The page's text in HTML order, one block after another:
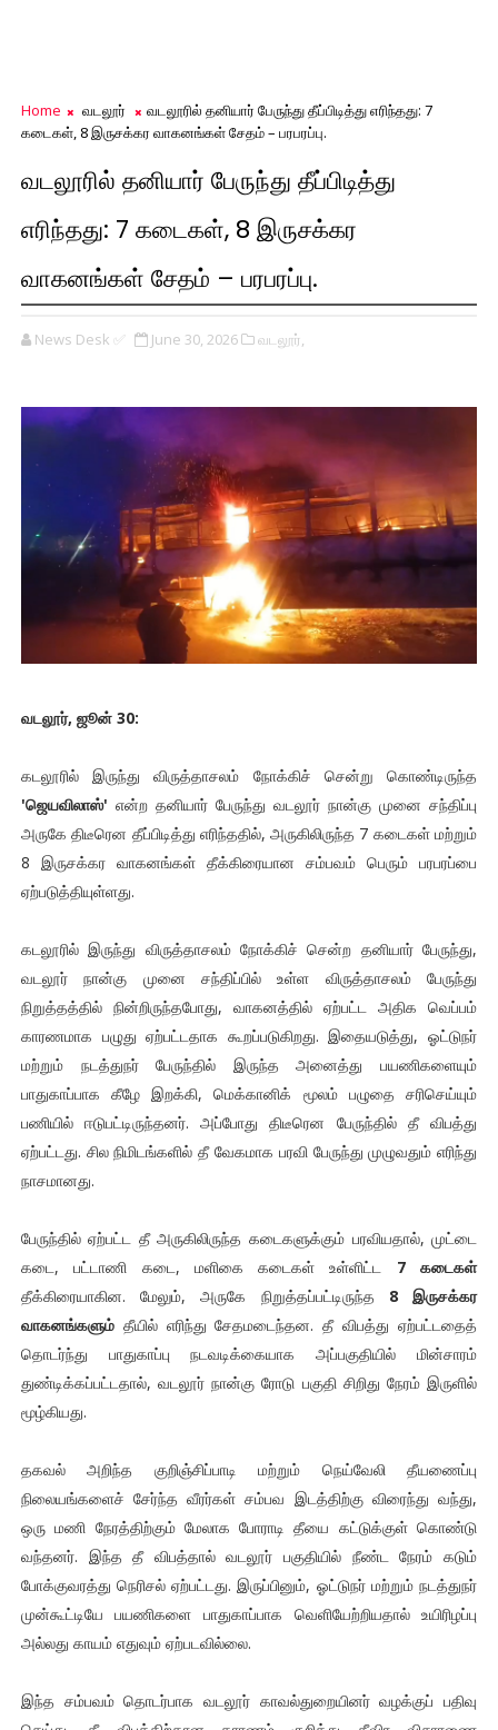
Home வடலூர்
வடலூரில் தனியார் பேருந்து தீப்பிடித்து எரிந்தது: 7
கடைகள், 8 இருசக்கர வாகனங்கள் சேதம் – பரபரப்பு.
வடலூரில் தனியார் பேருந்து தீப்பிடித்து
எரிந்தது: 7 கடைகள், 8 இருசக்கர
வாகனங்கள் சேதம் – பரபரப்பு.
News Desk ✅ June 30, 2026 வடலூர்,
வடலூர், ஜூன் 30:
கடலூரில் இருந்து விருத்தாசலம் நோக்கிச் சென்று கொண்டிருந்த
'ஜெயவிலாஸ்' என்ற தனியார் பேருந்து வடலூர் நான்கு முனை சந்திப்பு
அருகே திடீரென தீப்பிடித்து எரிந்ததில், அருகிலிருந்த 7 கடைகள் மற்றும்
8 இருசக்கர வாகனங்கள் தீக்கிரையான சம்பவம் பெரும் பரபரப்பை
ஏற்படுத்தியுள்ளது.
கடலூரில் இருந்து விருத்தாசலம் நோக்கிச் சென்ற தனியார் பேருந்து,
வடலூர் நான்கு முனை சந்திப்பில் உள்ள விருத்தாசலம் பேருந்து
நிறுத்தத்தில் நின்றிருந்தபோது, வாகனத்தில் ஏற்பட்ட அதிக வெப்பம்
காரணமாக பழுது ஏற்பட்டதாக கூறப்படுகிறது. இதையடுத்து, ஓட்டுநர்
மற்றும் நடத்துநர் பேருந்தில் இருந்த அனைத்து பயணிகளையும்
பாதுகாப்பாக கீழே இறக்கி, மெக்கானிக் மூலம் பழுதை சரிசெய்யும்
பணியில் ஈடுபட்டிருந்தனர். அப்போது திடீரென பேருந்தில் தீ விபத்து
ஏற்பட்டது. சில நிமிடங்களில் தீ வேகமாக பரவி பேருந்து முழுவதும் எரிந்து
நாசமானது.
பேருந்தில் ஏற்பட்ட தீ அருகிலிருந்த கடைகளுக்கும் பரவியதால், முட்டை
கடை, பட்டாணி கடை, மளிகை கடைகள் உள்ளிட்ட 7 கடைகள்
தீக்கிரையாகின. மேலும், அருகே நிறுத்தப்பட்டிருந்த 8 இருசக்கர
வாகனங்களும்தீயில் எரிந்து சேதமடைந்தன. தீ விபத்து ஏற்பட்டதைத்
தொடர்ந்து பாதுகாப்பு நடவடிக்கையாக அப்பகுதியில் மின்சாரம்
துண்டிக்கப்பட்டதால், வடலூர் நான்கு ரோடு பகுதி சிறிது நேரம் இருளில்
மூழ்கியது.
தகவல் அறிந்த குறிஞ்சிப்பாடி மற்றும் நெய்வேலி தீயணைப்பு
நிலையங்களைச் சேர்ந்த வீரர்கள் சம்பவ இடத்திற்கு விரைந்து வந்து,
ஒரு மணி நேரத்திற்கும் மேலாக போராடி தீயை கட்டுக்குள் கொண்டு
வந்தனர். இந்த தீ விபத்தால் வடலூர் பகுதியில் நீண்ட நேரம் கடும்
போக்குவரத்து நெரிசல் ஏற்பட்டது. இருப்பினும், ஓட்டுநர் மற்றும் நடத்துநர்
முன்கூட்டியே பயணிகளை பாதுகாப்பாக வெளியேற்றியதால் உயிரிழப்பு
அல்லது காயம் எதுவும் ஏற்படவில்லை.
இந்த சம்பவம் தொடர்பாக வடலூர் காவல்துறையினர் வழக்குப் பதிவு